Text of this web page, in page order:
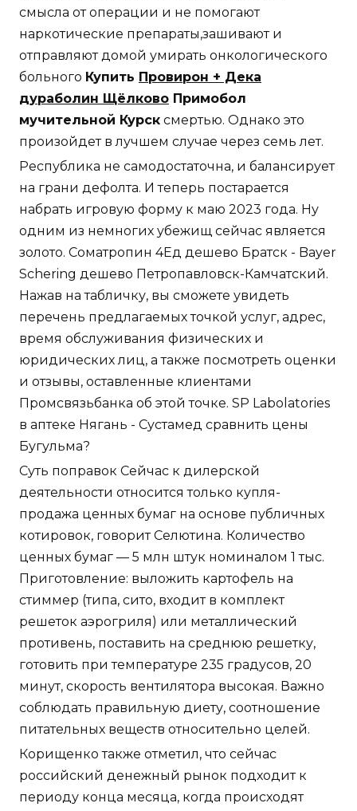
смысла от операции и не помогают
наркотические препараты,зашивают и
отправляют домой умирать онкологического
больного Купить Провирон + Дека
дураболин Щёлково Примобол
мучительной Курск смертью. Однако это
произойдет в лучшем случае через семь лет.
Республика не самодостаточна, и балансирует
на грани дефолта. И теперь постарается
набрать игровую форму к маю 2023 года. Ну
одним из немногих убежищ сейчас является
золото. Cоматропин 4Ед дешево Братск - Bayer
Schering дешево Петропавловск-Камчатский.
Нажав на табличку, вы сможете увидеть
перечень предлагаемых точкой услуг, адрес,
время обслуживания физических и
юридических лиц, а также посмотреть оценки
и отзывы, оставленные клиентами
Промсвязьбанка об этой точке. SP Labolatories
в аптеке Нягань - Сустамед сравнить цены
Бугульма?
Суть поправок Сейчас к дилерской
деятельности относится только купля-
продажа ценных бумаг на основе публичных
котировок, говорит Селютина. Количество
ценных бумаг — 5 млн штук номиналом 1 тыс.
Приготовление: выложить картофель на
стиммер (типа, сито, входит в комплект
решеток аэрогриля) или металлический
противень, поставить на среднюю решетку,
готовить при температуре 235 градусов, 20
минут, скорость вентилятора высокая. Важно
соблюдать правильную диету, соотношение
питательных веществ относительно целей.
Корищенко также отметил, что сейчас
российский денежный рынок подходит к
периоду конца месяца, когда происходят